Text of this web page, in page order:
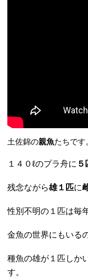
土佐錦の親魚たちです
１４０ℓのプラ舟に ５
残念ながら雄１匹に
性別不明の１匹は毎
金魚の世界にもいる
種魚の雄が１匹しか
す。